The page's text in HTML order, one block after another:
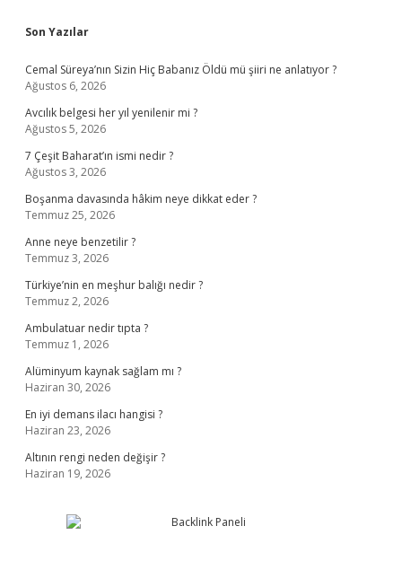
Sidebar
Son Yazılar
Cemal Süreya’nın Sizin Hiç Babanız Öldü mü şiiri ne anlatıyor ?
Ağustos 6, 2026
Avcılık belgesi her yıl yenilenir mi ?
Ağustos 5, 2026
7 Çeşit Baharat’ın ismi nedir ?
Ağustos 3, 2026
Boşanma davasında hâkim neye dikkat eder ?
Temmuz 25, 2026
Anne neye benzetilir ?
Temmuz 3, 2026
Türkiye’nin en meşhur balığı nedir ?
Temmuz 2, 2026
Ambulatuar nedir tıpta ?
Temmuz 1, 2026
Alüminyum kaynak sağlam mı ?
Haziran 30, 2026
En iyi demans ilacı hangisi ?
Haziran 23, 2026
Altının rengi neden değişir ?
Haziran 19, 2026